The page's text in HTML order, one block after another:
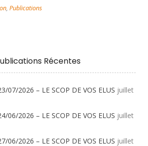
, Publications
Récentes
07/2026 – LE SCOP DE VOS ELUS juillet
06/2026 – LE SCOP DE VOS ELUS juillet
06/2026 – LE SCOP DE VOS ELUS juillet